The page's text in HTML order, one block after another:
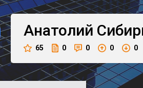
Анатолий
65 0 0 0 0